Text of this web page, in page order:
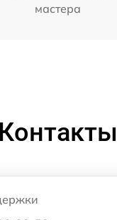
мастера
Контакты